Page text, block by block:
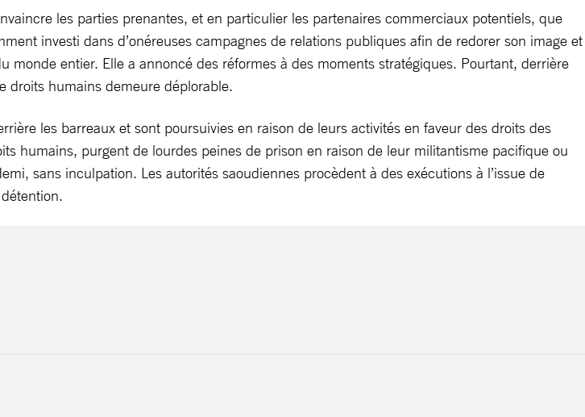
les parties prenantes, et en particulier les partenaires commerciaux potentiels, que
investi dans d’onéreuses campagnes de relations publiques afin de redorer son image et
entier. Elle a annoncé des réformes à des moments stratégiques. Pourtant, derrière
droits humains demeure déplorable.
les barreaux et sont poursuivies en raison de leurs activités en faveur des droits des
humains, purgent de lourdes peines de prison en raison de leur militantisme pacifique ou
sans inculpation. Les autorités saoudiennes procèdent à des exécutions à l’issue de